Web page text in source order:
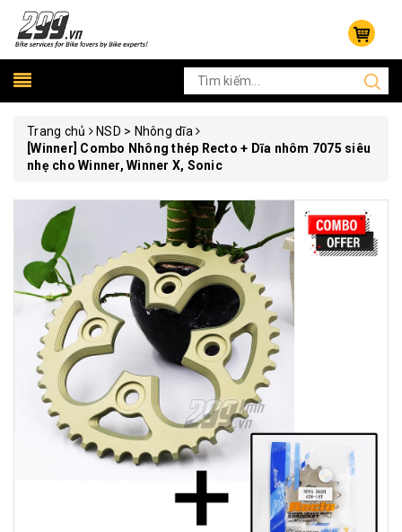
Trang chủ
NSD > Nhông dĩa
[Winner] Combo Nhông thép Recto + Dĩa nhôm 7075 siêu
nhẹ cho Winner, Winner X, Sonic